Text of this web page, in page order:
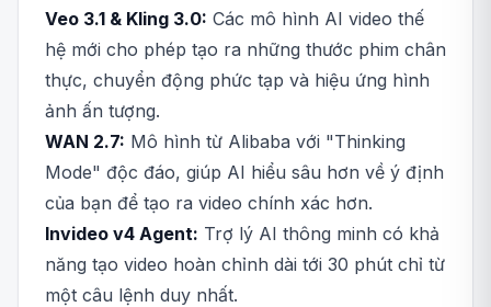
Veo 3.1 & Kling 3.0: Các mô hình AI video thế
hệ mới cho phép tạo ra những thước phim chân
thực, chuyển động phức tạp và hiệu ứng hình
ảnh ấn tượng.
WAN 2.7: Mô hình từ Alibaba với "Thinking
Mode" độc đáo, giúp AI hiểu sâu hơn về ý định
của bạn để tạo ra video chính xác hơn.
Invideo v4 Agent: Trợ lý AI thông minh có khả
năng tạo video hoàn chỉnh dài tới 30 phút chỉ từ
một câu lệnh duy nhất.